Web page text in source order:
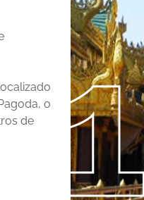
o
de